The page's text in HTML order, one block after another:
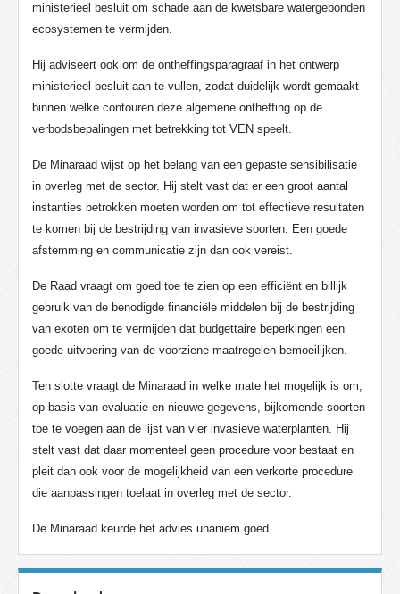
ministerieel besluit om schade aan de kwetsbare watergebonden
ecosystemen te vermijden.
Hij adviseert ook om de ontheffingsparagraaf in het ontwerp
ministerieel besluit aan te vullen, zodat duidelijk wordt gemaakt
binnen welke contouren deze algemene ontheffing op de
verbodsbepalingen met betrekking tot VEN speelt.
De Minaraad wijst op het belang van een gepaste sensibilisatie
in overleg met de sector. Hij stelt vast dat er een groot aantal
instanties betrokken moeten worden om tot effectieve resultaten
te komen bij de bestrijding van invasieve soorten. Een goede
afstemming en communicatie zijn dan ook vereist.
De Raad vraagt om goed toe te zien op een efficiënt en billijk
gebruik van de benodigde financiële middelen bij de bestrijding
van exoten om te vermijden dat budgettaire beperkingen een
goede uitvoering van de voorziene maatregelen bemoeilijken.
Ten slotte vraagt de Minaraad in welke mate het mogelijk is om,
op basis van evaluatie en nieuwe gegevens, bijkomende soorten
toe te voegen aan de lijst van vier invasieve waterplanten. Hij
stelt vast dat daar momenteel geen procedure voor bestaat en
pleit dan ook voor de mogelijkheid van een verkorte procedure
die aanpassingen toelaat in overleg met de sector.
De Minaraad keurde het advies unaniem goed.